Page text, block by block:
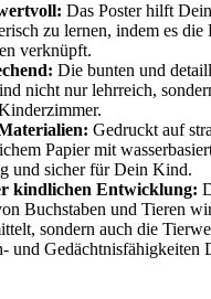
Das Poster hilft
zu lernen, indem es die
verknüpft.
Die bunten und
nicht nur lehrreich,
Gedruckt auf
Papier mit
und sicher für Dein Kind.
kindlichen Entwicklung:
Buchstaben und Tieren
sondern auch die
und Gedächtnisfähigkeiten